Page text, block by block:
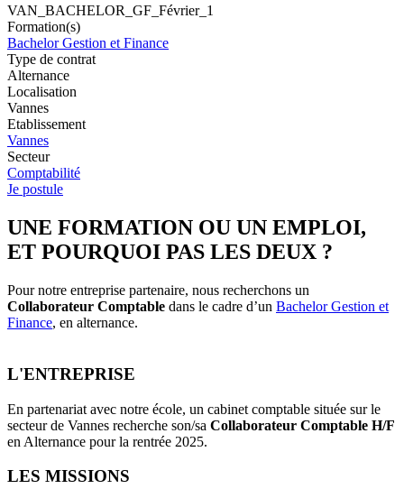
VAN_BACHELOR_GF_Février_1
Formation(s)
Bachelor Gestion et Finance
Type de contrat
Alternance
Localisation
Vannes
Etablissement
Vannes
Secteur
Comptabilité
Je postule
UNE FORMATION OU UN EMPLOI,
ET POURQUOI PAS LES DEUX ?
Pour notre entreprise partenaire, nous recherchons un
Collaborateur Comptable dans le cadre d’un Bachelor Gestion et
Finance, en alternance.
L'ENTREPRISE
En partenariat avec notre école, un cabinet comptable située sur le
secteur de Vannes recherche son/sa Collaborateur Comptable H/F
en Alternance pour la rentrée 2025.
LES MISSIONS